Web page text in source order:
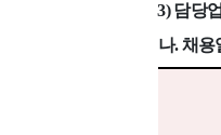
3)담당
나.채용